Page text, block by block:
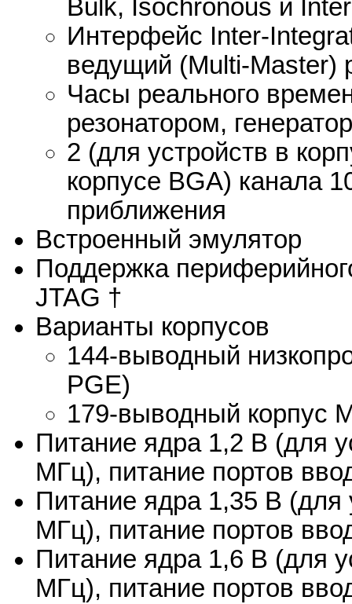
Bulk, Isochronous и
Интерфейс Inter-
ведущий (Multi-Master)
Часы реального
резонатором,
2 (для устройств в
корпусе BGA) канала
приближения
Встроенный эмулятор
Поддержка
JTAG †
Варианты корпусов
144-выводный
PGE)
179-выводный корпус
Питание ядра 1,2 В (для
МГц), питание портов
Питание ядра 1,35 В (для
МГц), питание портов
Питание ядра 1,6 В (для
МГц), питание портов